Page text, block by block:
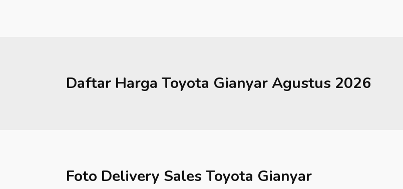
Daftar Harga Toyota GianyarAgustus 2026
Foto Delivery Sales Toyota Gianyar